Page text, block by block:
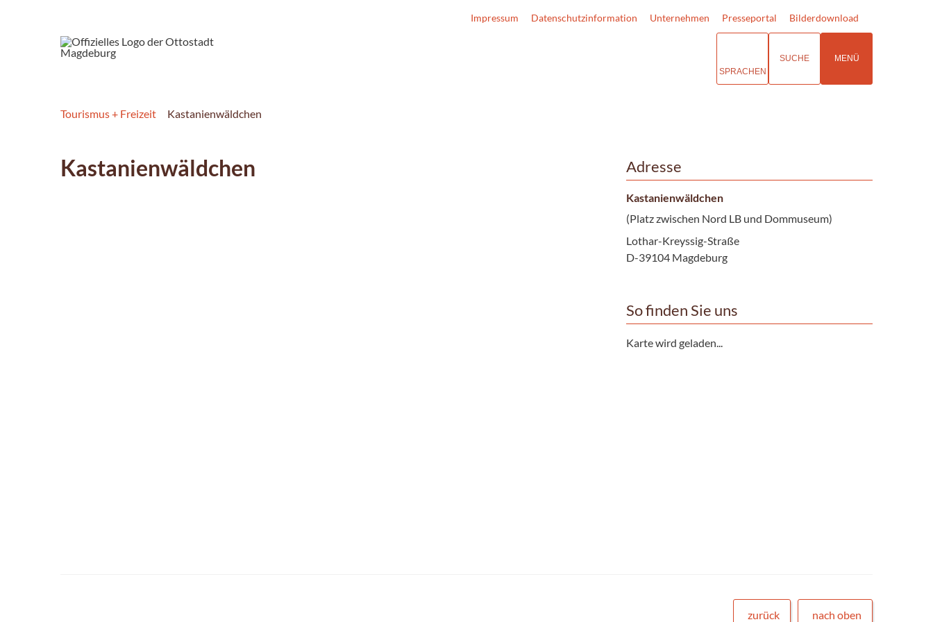
Impressum Datenschutzinformation Unternehmen Presseportal Bilderdownload
SPRACHEN
SUCHE MENÜ
Tourismus + Freizeit Kastanienwäldchen
Kastanienwäldchen Adresse
Kastanienwäldchen
(Platz zwischen Nord LB und Dommuseum)
Lothar-Kreyssig-Straße
D-39104 Magdeburg
So finden Sie uns
Karte wird geladen...
zurück nach oben